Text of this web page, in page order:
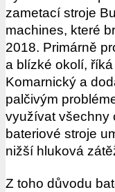
zametací stroje
machines, které
2018. Primárně
a blízké okolí,
Komarnický a
palčivým
využívat všechny
bateriové stroje
nižší hluková
Z toho důvodu